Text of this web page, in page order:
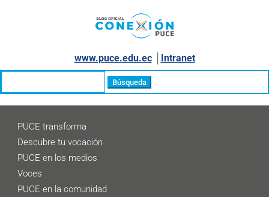
www.puce.edu.ec│ Intranet
PUCE transforma
Descubre tu vocación
PUCE en los medios
Voces
PUCE en la comunidad